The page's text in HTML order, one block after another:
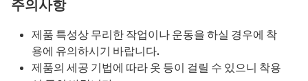
주의사항
제품 특성상 무리한 작업이나 운동을 하실 경우에 착
용에 유의하시기 바랍니다.
제품의 세공 기법에 따라 옷 등이 걸릴 수 있으니 착용